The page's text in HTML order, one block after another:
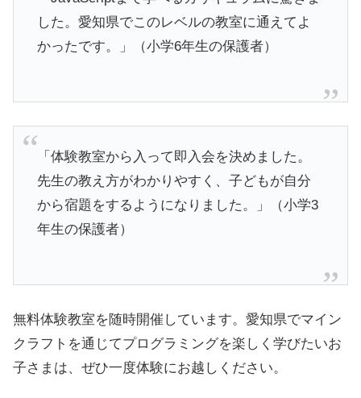
した。愛知県でこのレベルの教室に通えてよ
かったです。」（小学6年生の保護者）
「体験教室から入って即入会を決めました。
先生の教え方がわかりやすく、子どもが自分
から宿題をするようになりました。」（小学3
年生の保護者）
無料体験教室を随時開催しています。愛知県でマイン
クラフトを通じてプログラミングを楽しく学びたいお
子さまは、ぜひ一度体験にお越しください。